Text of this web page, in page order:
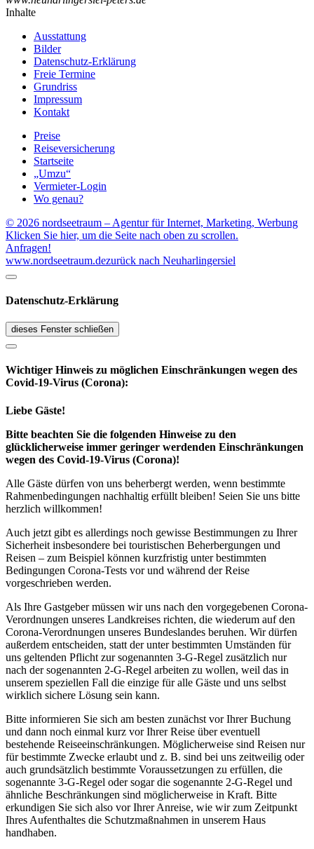
Inhalte
Ausstattung
Bilder
Datenschutz-Erklärung
Freie Termine
Grundriss
Impressum
Kontakt
Preise
Reiseversicherung
Startseite
„Umzu“
Vermieter-Login
Wo genau?
© 2026 nordseetraum – Agentur für Internet, Marketing, Werbung
Klicken Sie hier, um die Seite nach oben zu scrollen.
Anfragen!
www.nordseetraum.dezurück nach Neuharlingersiel
Datenschutz-Erklärung
dieses Fenster schließen
Wichtiger Hinweis zu möglichen Ein­schränk­ungen wegen des
Covid-19-Virus (Corona):
Liebe Gäste!
Bitte beachten Sie die folgenden Hinweise zu den
glücklicherweise immer geringer werdenden Einschränkungen
wegen des Covid-19-Virus (Corona)!
Alle Gäste dürfen von uns beherbergt werden, wenn bestimmte
Rahmenbedingungen nachhaltig erfüllt bleiben! Seien Sie uns bitte
herzlich willkommen!
Auch jetzt gibt es allerdings noch gewisse Bestimmungen zu Ihrer
Sicherheit insbesondere bei touristischen Beherbergungen und
Reisen – zum Beispiel können kurzfristig unter bestimmten
Bedingungen Corona-Tests vor und während der Reise
vorgeschrieben werden.
Als Ihre Gastgeber müssen wir uns nach den vorgegebenen Corona-
Verordnungen unseres Landkreises richten, die wiederum auf den
Corona-Verordnungen unseres Bundeslandes beruhen. Wir dürfen
außerdem entscheiden, statt der unter bestimmten Umständen für
uns geltenden Pflicht zur sogenannten 3-G-Regel zusätzlich nur
nach der sogenannten 2-G-Regel arbeiten zu wollen, weil das in
unserem speziellen Fall die einzige für alle Gäste und uns selbst
wirklich sichere Lösung sein kann.
Bitte informieren Sie sich am besten zunächst vor Ihrer Buchung
und dann noch einmal kurz vor Ihrer Reise über eventuell
bestehende Reiseeinschränkungen. Möglicherweise sind Reisen nur
für bestimmte Zwecke erlaubt und z. B. sind bei uns zeitweilig oder
auch grundsätzlich bestimmte Voraussetzungen zu erfüllen, die
sogenannte 3-G-Regel oder sogar die sogenannte 2-G-Regel und
ähnliche Beschränkungen sind möglicherweise in Kraft. Bitte
erkundigen Sie sich also vor Ihrer Anreise, wie wir zum Zeitpunkt
Ihres Aufenthaltes die Schutzmaßnahmen in unserem Haus
handhaben.